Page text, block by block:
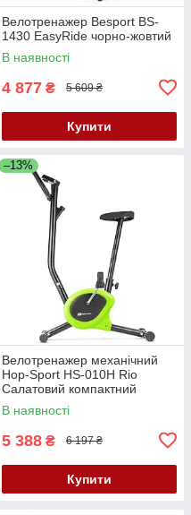
Велотренажер Besport BS-
1430 EasyRide чорно-жовтий
В наявності
4 877 ₴ 5 609 ₴
Купити
–13%
Велотренажер механічний
Hop-Sport HS-010H Rio
Салатовий компактний
тренажер для дому
В наявності
5 388 ₴ 6 197 ₴
Купити